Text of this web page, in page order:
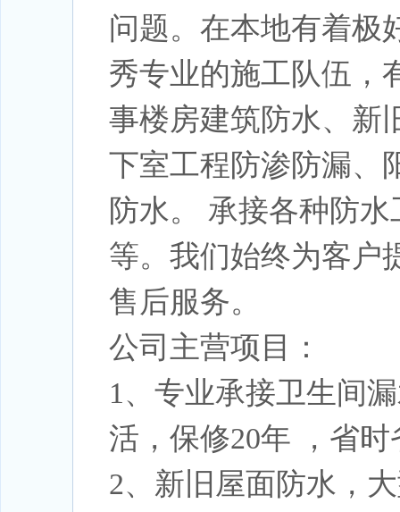
问题。在本地有着极
秀专业的施工队伍，
事楼房建筑防水、新
下室工程防渗防漏、
防水。 承接各种防
等。我们始终为客户
售后服务。
公司主营项目：
1、专业承接卫生间
活，保修20年 ，省
2、新旧屋面防水，